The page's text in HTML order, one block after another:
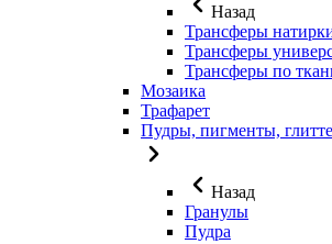
Назад
Трансферы
Трансферы
Трансферы по
Мозаика
Трафарет
Пудры, пигменты,
Назад
Гранулы
Пудра